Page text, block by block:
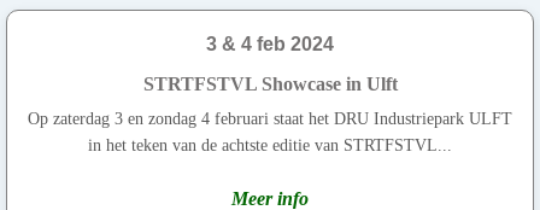
3 & 4 feb 2024
STRTFSTVL Showcase in Ulft
Op zaterdag 3 en zondag 4 februari staat het DRU Industriepark ULFT
in het teken van de achtste editie van STRTFSTVL...
Meer info